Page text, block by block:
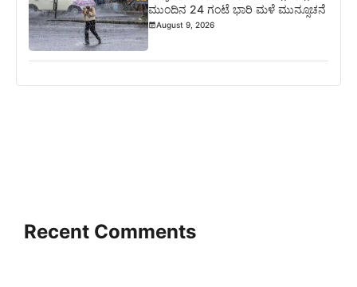
ಮುಂದಿನ 24 ಗಂಟೆ ಭಾರಿ ಮಳೆ ಮುನ್ಸೂಚನೆ
August 9, 2026
Recent Comments